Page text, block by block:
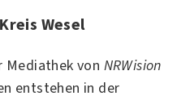
Wesel
Mediathek von NRWision
entstehen in der